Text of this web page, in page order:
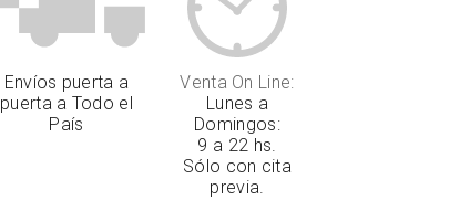
Envíos puerta a
puerta a Todo el
País
Venta On Line:
Lunes a
Domingos:
9 a 22 hs.
Sólo con cita
previa.